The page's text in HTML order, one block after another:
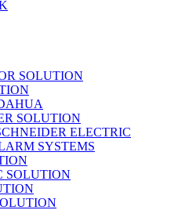
SOLUTION
SOLUTION
ELECTRIC
SYSTEMS
SOLUTION